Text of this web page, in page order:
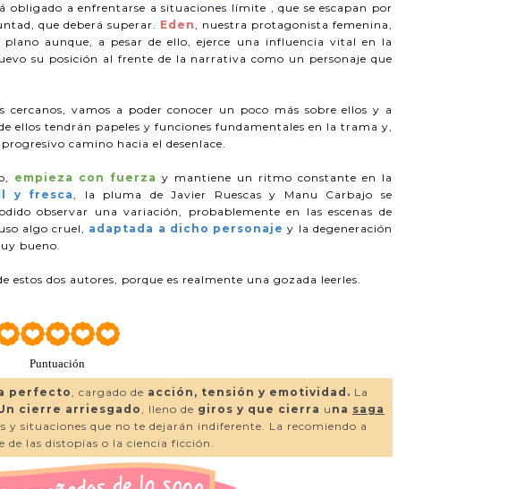
obligado a enfrentarse a situaciones límite , que se escapan por
que deberá superar. Eden, nuestra protagonista femenina,
aunque, a pesar de ello, ejerce una influencia vital en la
su posición al frente de la narrativa como un personaje que
cercanos, vamos a poder conocer un poco más sobre ellos y a
ellos tendrán papeles y funciones fundamentales en la trama y,
camino hacia el desenlace.
empieza con fuerza y mantiene un ritmo constante en la
y fresca, la pluma de Javier Ruescas y Manu Carbajo se
observar una variación, probablemente en las escenas de
algo cruel, adaptada a dicho personaje y la degeneración
bueno.
estos dos autores, porque es realmente una gozada leerles.
Puntuación
perfecto, cargado de acción, tensión y emotividad. La
cierre arriesgado, lleno de giros y que cierra u na saga
y situaciones que no te dejarán indiferente. La recomiendo a
de las distopías o la ciencia ficción.